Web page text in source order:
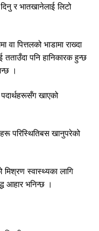
र भातखानेलाई लिटो
पित्तलको भाडामा राख्दा
तताउँदा पनि हानिकारक हुन्छ
।
पदार्थहरूसँग खाएको
परिस्थितिबस खानुपरेको
मिश्रण स्वास्थ्यका लागि
आहार भनिन्छ ।